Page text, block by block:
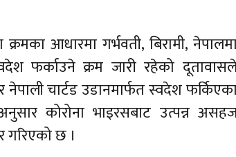
आधारमा गर्भवती, बिरामी,
फर्काउने क्रम जारी रहेको
चार्टड उडानमार्फत स्वदेश
कोरोना भाइरसबाट उत्पन्न
गरिएको छ ।